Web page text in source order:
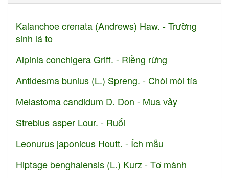
Kalanchoe crenata (Andrews) Haw. - Trường
sinh lá to
Alpinia conchigera Griff. - Riềng rừng
Antidesma bunius (L.) Spreng. - Chòi mòi tía
Melastoma candidum D. Don - Mua vảy
Streblus asper Lour. - Ruối
Leonurus japonicus Houtt. - Ích mẫu
Hiptage benghalensis (L.) Kurz - Tơ mành